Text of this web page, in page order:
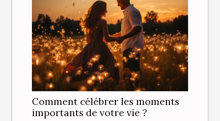
Comment célébrer les moments
importants de votre vie ?